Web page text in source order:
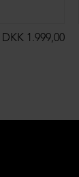
DKK 1.999,00